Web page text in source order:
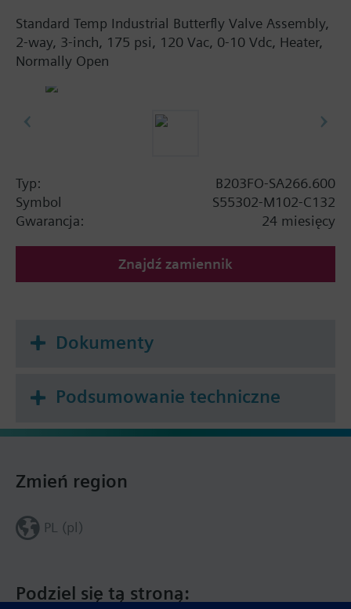
Standard Temp Industrial Butterfly Valve Assembly,
2-way, 3-inch, 175 psi, 120 Vac, 0-10 Vdc, Heater,
Normally Open
Typ:
B203FO-SA266.600
Symbol
S55302-M102-C132
Gwarancja:
24 miesięcy
Znajdź zamiennik
Dokumenty
Podsumowanie techniczne
Podziel się tą stroną:
Zmień region
PL (pl)